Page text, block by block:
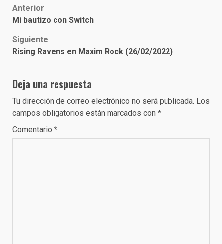
Post
navigation
Anterior
Mi bautizo con Switch
Siguiente
Rising Ravens en Maxim Rock (26/02/2022)
Deja una respuesta
Tu dirección de correo electrónico no será publicada. Los
campos obligatorios están marcados con *
Comentario *